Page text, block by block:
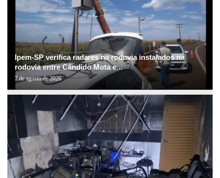
Ipem-SP verifica radares na rodovia instalados na
rodovia entre Cândido Mota e...
7 de agosto de 2026